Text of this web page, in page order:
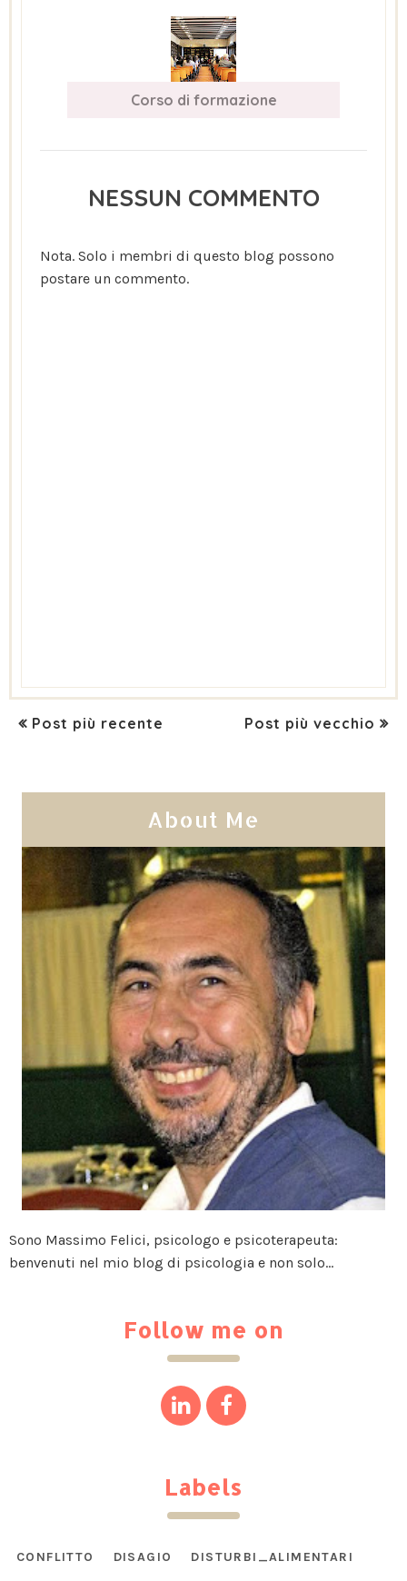
Corso di formazione
NESSUN COMMENTO
Nota. Solo i membri di questo blog possono
postare un commento.
Post più recente Post più vecchio
About Me
Sono Massimo Felici, psicologo e psicoterapeuta:
benvenuti nel mio blog di psicologia e non solo...
Follow me on
Labels
CONFLITTO DISAGIO DISTURBI_ALIMENTARI